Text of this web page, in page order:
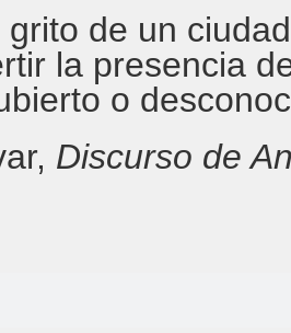
de un
la presencia
o
Discurso de